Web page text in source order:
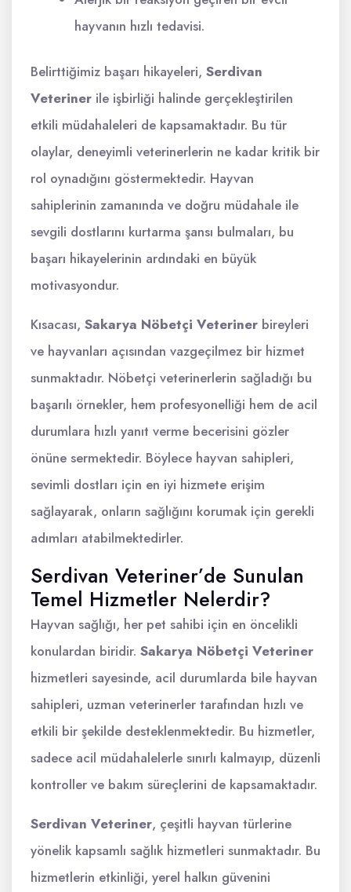
hayvanın hızlı tedavisi.
Belirttiğimiz başarı hikayeleri, Serdivan
Veteriner ile işbirliği halinde gerçekleştirilen
etkili müdahaleleri de kapsamaktadır. Bu tür
olaylar, deneyimli veterinerlerin ne kadar kritik bir
rol oynadığını göstermektedir. Hayvan
sahiplerinin zamanında ve doğru müdahale ile
sevgili dostlarını kurtarma şansı bulmaları, bu
başarı hikayelerinin ardındaki en büyük
motivasyondur.
Kısacası, Sakarya Nöbetçi Veteriner bireyleri
ve hayvanları açısından vazgeçilmez bir hizmet
sunmaktadır. Nöbetçi veterinerlerin sağladığı bu
başarılı örnekler, hem profesyonelliği hem de acil
durumlara hızlı yanıt verme becerisini gözler
önüne sermektedir. Böylece hayvan sahipleri,
sevimli dostları için en iyi hizmete erişim
sağlayarak, onların sağlığını korumak için gerekli
adımları atabilmektedirler.
Serdivan Veteriner’de Sunulan
Temel Hizmetler Nelerdir?
Hayvan sağlığı, her pet sahibi için en öncelikli
konulardan biridir. Sakarya Nöbetçi Veteriner
hizmetleri sayesinde, acil durumlarda bile hayvan
sahipleri, uzman veterinerler tarafından hızlı ve
etkili bir şekilde desteklenmektedir. Bu hizmetler,
sadece acil müdahalelerle sınırlı kalmayıp, düzenli
kontroller ve bakım süreçlerini de kapsamaktadır.
Serdivan Veteriner, çeşitli hayvan türlerine
yönelik kapsamlı sağlık hizmetleri sunmaktadır. Bu
hizmetlerin etkinliği, yerel halkın güvenini